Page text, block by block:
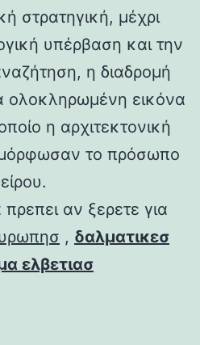
στρατηγική, μέχρι
υπέρβαση και την
η διαδρομή
ολοκληρωμένη εικόνα
η αρχιτεκτονική
το πρόσωπο
αν ξερετε για
, δαλματικεσ
ελβετιασ